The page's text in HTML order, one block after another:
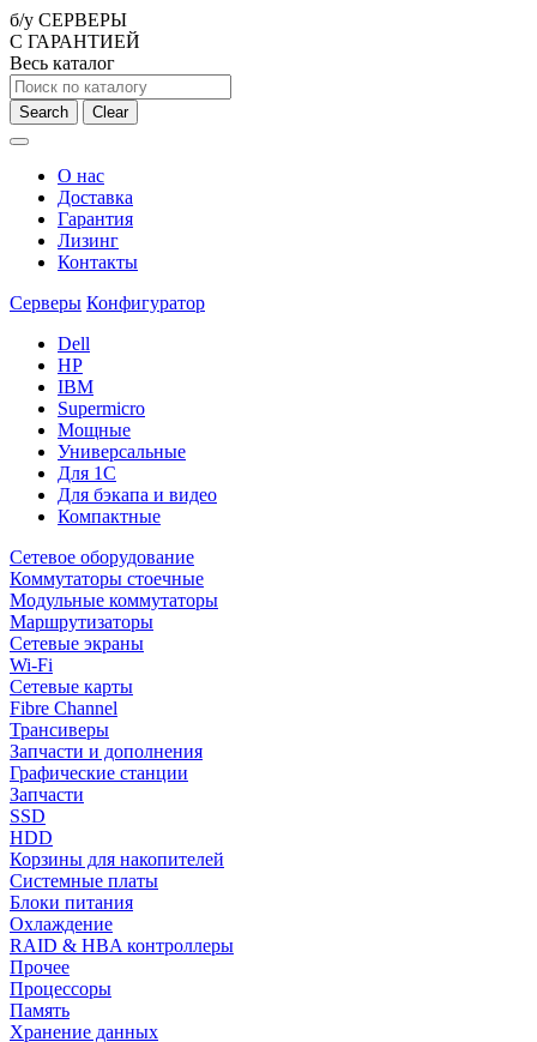
б/у СЕРВЕРЫ
С ГАРАНТИЕЙ
Весь каталог
Search Clear
О нас
Доставка
Гарантия
Лизинг
Контакты
Серверы Конфигуратор
Dell
HP
IBM
Supermicro
Мощные
Универсальные
Для 1С
Для бэкапа и видео
Компактные
Сетевое оборудование
Коммутаторы стоечные
Модульные коммутаторы
Маршрутизаторы
Сетевые экраны
Wi-Fi
Сетевые карты
Fibre Channel
Трансиверы
Запчасти и дополнения
Графические станции
Запчасти
SSD
HDD
Корзины для накопителей
Системные платы
Блоки питания
Охлаждение
RAID & HBA контроллеры
Прочее
Процессоры
Память
Хранение данных